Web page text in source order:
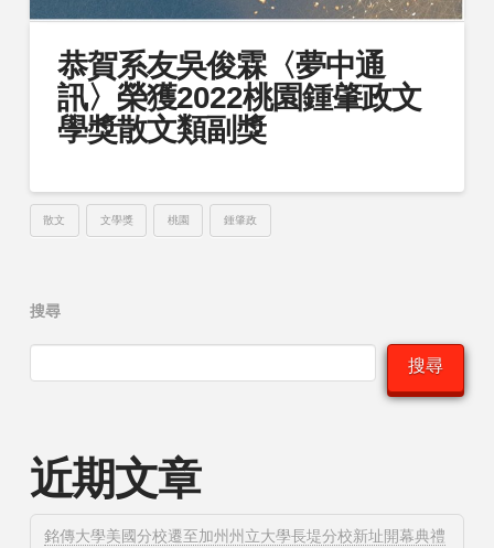
恭賀系友吳俊霖〈夢中通
訊〉榮獲2022桃園鍾肇政文
學獎散文類副獎
散文 文學獎 桃園 鍾肇政
搜尋
搜尋
近期文章
銘傳大學美國分校遷至加州州立大學長堤分校新址開幕典禮